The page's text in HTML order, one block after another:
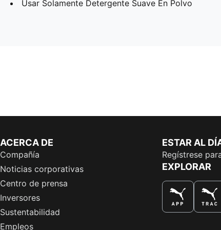
Usar Solamente Detergente Suave En Polvo
ACERCA DE
Compañía
Noticias corporativas
Centro de prensa
Inversores
Sustentabilidad
Empleos
ESTAR AL
Regístrese
EXPLORAR